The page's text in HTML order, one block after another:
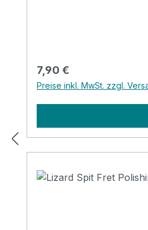
Regulärer Preis:
7,90 €
Preise inkl. MwSt. zzgl.